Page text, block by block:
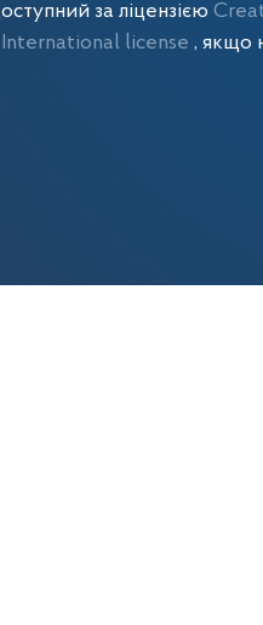
за ліцензією
license , якщо